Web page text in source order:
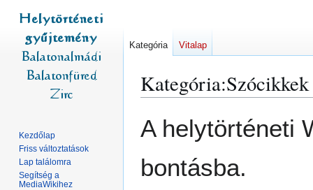
Kategória:Szócikkek
a
a
A helytörténeti
bontásba.
Kategória Vitalap
Kezdőlap
Friss változtatások
Lap találomra
Segítség a
MediaWikihez